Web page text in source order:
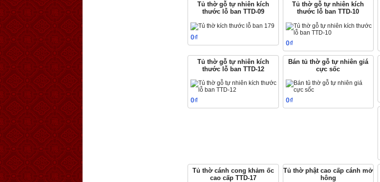
Tủ thờ gỗ tự nhiên kích
thước lỗ ban TTD-09
0₫
Tủ thờ gỗ tự nhiên kích
thước lỗ ban TTD-10
0₫
Tủ thờ gỗ tự nhiên kích
thước lỗ ban TTD-12
0₫
Bán tủ thờ gỗ tự nhiên giá
cực sốc
0₫
Tủ thờ cánh cong khảm ốc
cao cấp TTD-17
Tủ thờ phật cao cấp cánh mở
hông